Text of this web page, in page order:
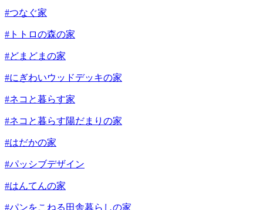
#つなぐ家
#トトロの森の家
#どまどまの家
#にぎわいウッドデッキの家
#ネコと暮らす家
#ネコと暮らす陽だまりの家
#はだかの家
#パッシブデザイン
#はんてんの家
#パンをこねる田舎暮らしの家